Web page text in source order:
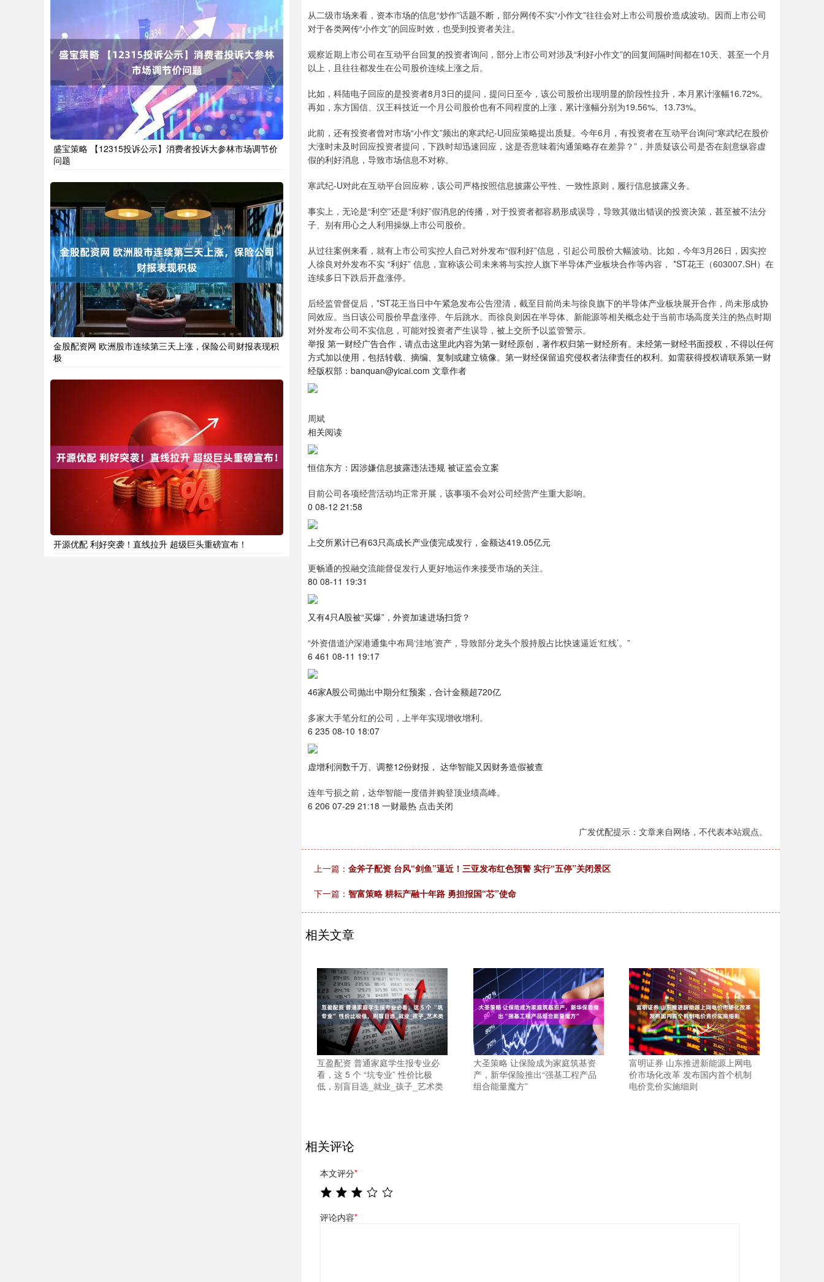
从二级市场来看，资本市场的信息“炒作”话题不断，部分网传不实“小作文”往往会对上市公司股价造成波动。因而上市公司
对于各类网传“小作文”的回应时效，也受到投资者关注。
观察近期上市公司在互动平台回复的投资者询问，部分上市公司对涉及“利好小作文”的回复间隔时间都在10天、甚至一个月
以上，且往往都发生在公司股价连续上涨之后。
比如，科陆电子回应的是投资者8月3日的提问，提问日至今，该公司股价出现明显的阶段性拉升，本月累计涨幅16.72%。
再如，东方国信、汉王科技近一个月公司股价也有不同程度的上涨，累计涨幅分别为19.56%、13.73%。
此前，还有投资者曾对市场“小作文”频出的寒武纪-U回应策略提出质疑。今年6月，有投资者在互动平台询问“寒武纪在股价
大涨时未及时回应投资者提问，下跌时却迅速回应，这是否意味着沟通策略存在差异？”，并质疑该公司是否在刻意纵容虚
假的利好消息，导致市场信息不对称。
寒武纪-U对此在互动平台回应称，该公司严格按照信息披露公平性、一致性原则，履行信息披露义务。
事实上，无论是“利空”还是“利好”假消息的传播，对于投资者都容易形成误导，导致其做出错误的投资决策，甚至被不法分
子、别有用心之人利用操纵上市公司股价。
从过往案例来看，就有上市公司实控人自己对外发布“假利好”信息，引起公司股价大幅波动。比如，今年3月26日，因实控
人徐良对外发布不实 “利好” 信息，宣称该公司未来将与实控人旗下半导体产业板块合作等内容， *ST花王（603007.SH）在
连续多日下跌后开盘涨停。
后经监管督促后，*ST花王当日中午紧急发布公告澄清，截至目前尚未与徐良旗下的半导体产业板块展开合作，尚未形成协
同效应。当日该公司股价早盘涨停、午后跳水。而徐良则因在半导体、新能源等相关概念处于当前市场高度关注的热点时期
对外发布公司不实信息，可能对投资者产生误导，被上交所予以监管警示。
举报 第一财经广告合作，请点击这里此内容为第一财经原创，著作权归第一财经所有。未经第一财经书面授权，不得以任何
方式加以使用，包括转载、摘编、复制或建立镜像。第一财经保留追究侵权者法律责任的权利。如需获得授权请联系第一财
经版权部：banquan@yicai.com 文章作者
周斌
相关阅读
恒信东方：因涉嫌信息披露违法违规 被证监会立案
目前公司各项经营活动均正常开展，该事项不会对公司经营产生重大影响。
0 08-12 21:58
上交所累计已有63只高成长产业债完成发行，金额达419.05亿元
更畅通的投融交流能督促发行人更好地运作来接受市场的关注。
80 08-11 19:31
又有4只A股被“买爆”，外资加速进场扫货？
“外资借道沪深港通集中布局‘洼地’资产，导致部分龙头个股持股占比快速逼近‘红线’。”
6 461 08-11 19:17
46家A股公司抛出中期分红预案，合计金额超720亿
多家大手笔分红的公司，上半年实现增收增利。
6 235 08-10 18:07
虚增利润数千万、调整12份财报， 达华智能又因财务造假被查
连年亏损之前，达华智能一度借并购登顶业绩高峰。
6 206 07-29 21:18 一财最热 点击关闭
广发优配提示：文章来自网络，不代表本站观点。
上一篇： 金斧子配资 台风“剑鱼”逼近！三亚发布红色预警 实行“五停”关闭景区
下一篇： 智富策略 耕耘产融十年路 勇担报国“芯”使命
相关文章
互盈配资 普通家庭学生报专业必
看，这 5 个 “坑专业” 性价比极
低，别盲目选_就业_孩子_艺术类
大圣策略 让保险成为家庭筑基资
产，新华保险推出“强基工程产品
组合能量魔方”
富明证券 山东推进新能源上网电
价市场化改革 发布国内首个机制
电价竞价实施细则
相关评论
本文评分*
评论内容*
盛宝策略 【12315投诉公示】消费者投诉大参林市场调节价
问题
金股配资网 欧洲股市连续第三天上涨，保险公司财报表现积
极
开源优配 利好突袭！直线拉升 超级巨头重磅宣布！